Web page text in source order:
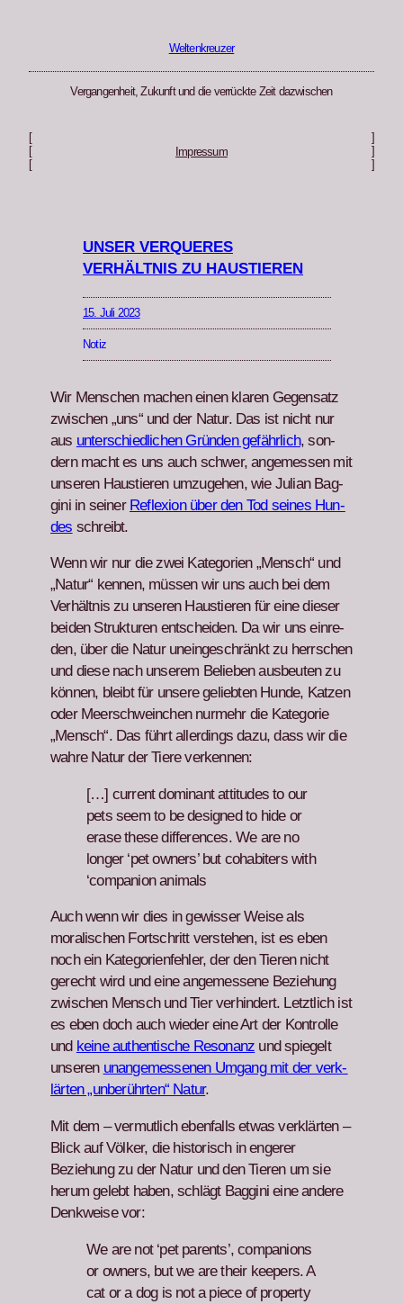
Weltenkreuzer
Vergangenheit, Zukunft und die verrückte Zeit dazwischen
Impressum
UNSER VERQUERES
VERHÄLTNIS ZU HAUSTIEREN
15. Juli 2023
Notiz
Wir Men­schen machen einen klaren Gegen­satz
zwis­chen „uns“ und der Natur. Das ist nicht nur
aus unter­schiedlichen Grün­den gefährlich, son­
dern macht es uns auch schw­er, angemessen mit
unseren Haustieren umzuge­hen, wie Julian Bag­
gi­ni in sein­er Reflex­ion über den Tod seines Hun­
des schreibt.
Wenn wir nur die zwei Kat­e­gorien „Men­sch“ und
„Natur“ ken­nen, müssen wir uns auch bei dem
Ver­hält­nis zu unseren Haustieren für eine dieser
bei­den Struk­turen entschei­den. Da wir uns einre­
den, über die Natur uneingeschränkt zu herrschen
und diese nach unserem Belieben aus­beuten zu
kön­nen, bleibt für unsere geliebten Hunde, Katzen
oder Meer­schweinchen nurmehr die Kat­e­gorie
„Men­sch“. Das führt allerd­ings dazu, dass wir die
wahre Natur der Tiere verken­nen:
[…] cur­rent dom­i­nant atti­tudes to our
pets seem to be designed to hide or
erase these dif­fer­ences. We are no
longer ‘pet own­ers’ but cohab­iters with
‘com­pan­ion ani­mals
Auch wenn wir dies in gewiss­er Weise als
moralis­chen Fortschritt ver­ste­hen, ist es eben
noch ein Kat­e­gorien­fehler, der den Tieren nicht
gerecht wird und eine angemessene Beziehung
zwis­chen Men­sch und Tier ver­hin­dert. Let­ztlich ist
es eben doch auch wieder eine Art der Kon­trolle
und keine authen­tis­che Res­o­nanz und spiegelt
unseren unangemesse­nen Umgang mit der verk­
lärten „unberührten“ Natur.
Mit dem – ver­mut­lich eben­falls etwas verk­lärten –
Blick auf Völk­er, die his­torisch in enger­er
Beziehung zu der Natur und den Tieren um sie
herum gelebt haben, schlägt Bag­gi­ni eine andere
Denkweise vor:
We are not ‘pet par­ents’, com­pan­ions
or own­ers, but we are their keep­ers. A
cat or a dog is not a piece of prop­er­ty